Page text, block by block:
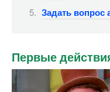
Задать вопрос
Первые